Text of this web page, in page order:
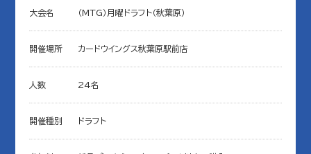
大会名 （MTG）月曜ドラフト（秋葉原）
開催場所 カードウイングス秋葉原駅前店
人数 24名
開催種別 ドラフト